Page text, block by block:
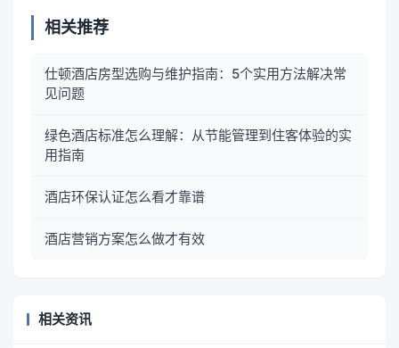
相关推荐
仕顿酒店房型选购与维护指南：5个实用方法解决常
见问题
绿色酒店标准怎么理解：从节能管理到住客体验的实
用指南
酒店环保认证怎么看才靠谱
酒店营销方案怎么做才有效
相关资讯